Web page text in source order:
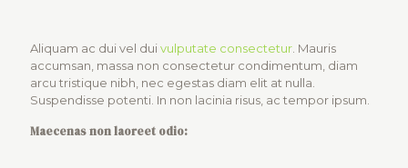
Aliquam ac dui vel duivulputate consectetur . Mauris
accumsan, massa non consectetur condimentum, diam
arcu tristique nibh, nec egestas diam elit at nulla.
Suspendisse potenti. In non lacinia risus, ac tempor ipsum.
Maecenas non laoreet odio: